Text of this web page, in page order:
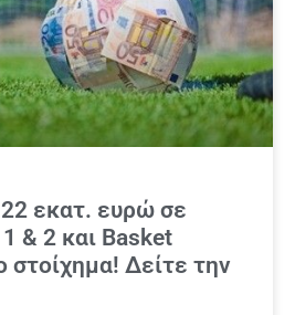
εκατ. ευρώ σε
& 2 και Basket
στοίχημα! Δείτε την